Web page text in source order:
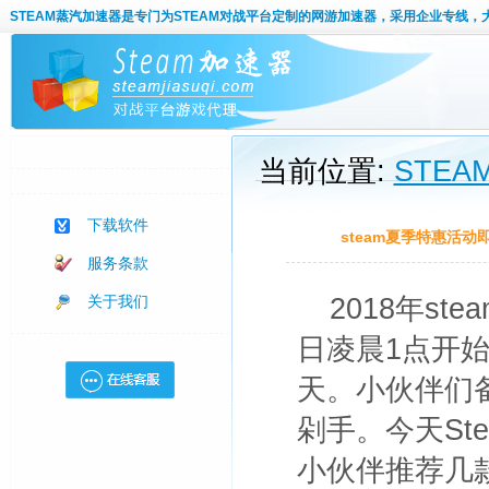
STEAM蒸汽加速器是专门为STEAM对战平台定制的网游加速器，采用企业专线，
下载软件
服务条款
关于我们
当前位置:
steam夏季特惠活动
2018年
日凌晨1点开
天。小伙伴们
剁手。今天
小伙伴推荐几